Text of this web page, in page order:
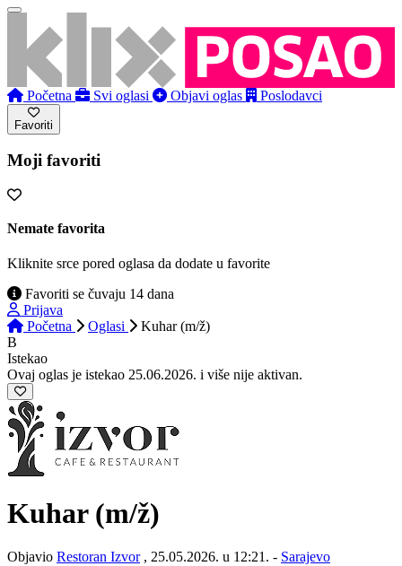
Početna Svi oglasi Objavi oglas Poslodavci
Favoriti
Moji favoriti
Nemate favorita
Kliknite srce pored oglasa da dodate u favorite
Favoriti se čuvaju 14 dana
Prijava
Početna
Oglasi
Kuhar (m/ž)
B
Istekao
Ovaj oglas je istekao 25.06.2026. i više nije aktivan.
Kuhar (m/ž)
Objavio Restoran Izvor, 25.05.2026. u 12:21. - Sarajevo